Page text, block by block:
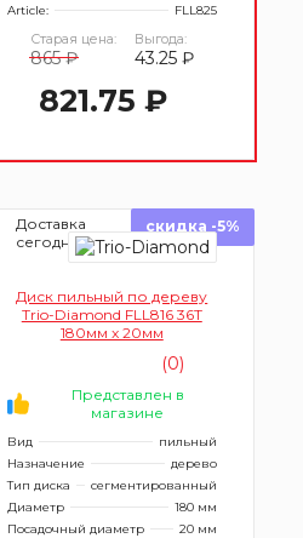
Article:
FLL825
Старая цена:
865 ₽
Выгода:
43.25 ₽
821.75 ₽
Доставка
сегодня
скидка -5%
Диск пильный по дереву
Trio-Diamond FLL816 36Т
180мм x 20мм
(0)
Представлен в
магазине
Вид
пильный
Назначение
дерево
Тип диска
сегментированный
Диаметр
180 мм
Посадочный диаметр
20 мм